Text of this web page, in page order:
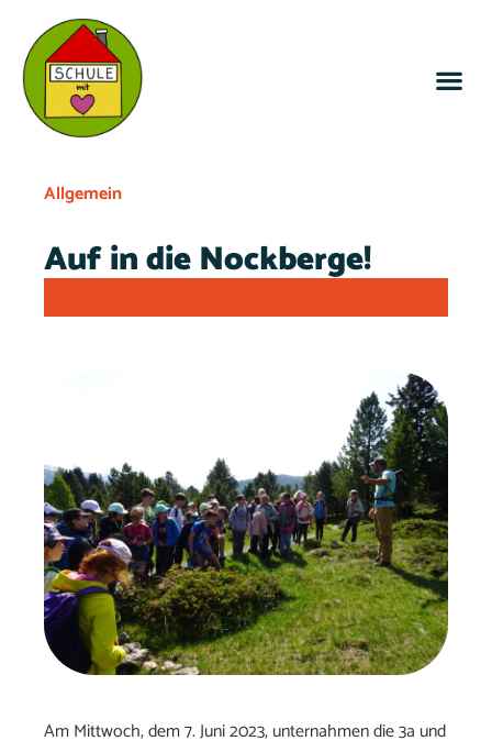
Allgemein
Auf in die Nockberge!
Am Mittwoch, dem 7. Juni 2023, unternahmen die 3a und